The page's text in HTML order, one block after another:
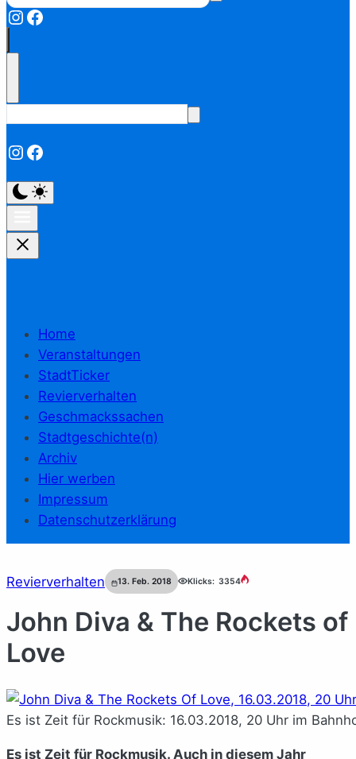
Instagram
Facebook
Instagram
Facebook
Home
Veranstaltungen
StadtTicker
Revierverhalten
Geschmackssachen
Stadtgeschichte(n)
Archiv
Hier werben
Impressum
Datenschutzerklärung
Revierverhalten 13. Feb. 2018 Klicks: 3354
John Diva & The Rockets of
Love
Es ist Zeit für Rockmusik: 16.03.2018, 20 Uhr im
Es ist Zeit für Rockmusik. Auch in diesem Jahr